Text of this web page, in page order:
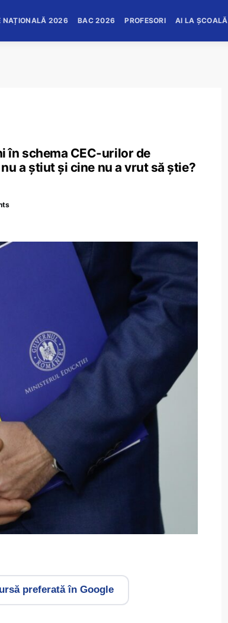
NAȚIONALĂ 2026 BAC 2026 PROFESORI AI LA ȘCOALĂ
în schema CEC-urilor de
a știut și cine nu a vrut să știe?
preferată în Google